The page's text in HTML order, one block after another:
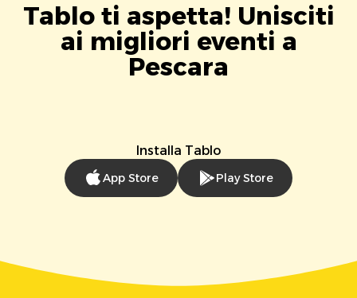
Tablo ti aspetta! Unisciti
ai migliori eventi a
Pescara
Installa Tablo
App Store Play Store